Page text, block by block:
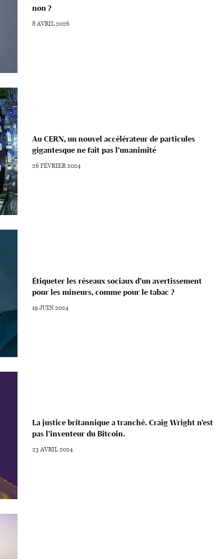
non ?
8 AVRIL 2026
Au CERN, un nouvel accélérateur de particules
gigantesque ne fait pas l’unanimité
26 FÉVRIER 2024
Étiqueter les réseaux sociaux d’un avertissement
pour les mineurs, comme pour le tabac ?
19 JUIN 2024
La justice britannique a tranché. Craig Wright n’est
pas l’inventeur du Bitcoin.
23 AVRIL 2024